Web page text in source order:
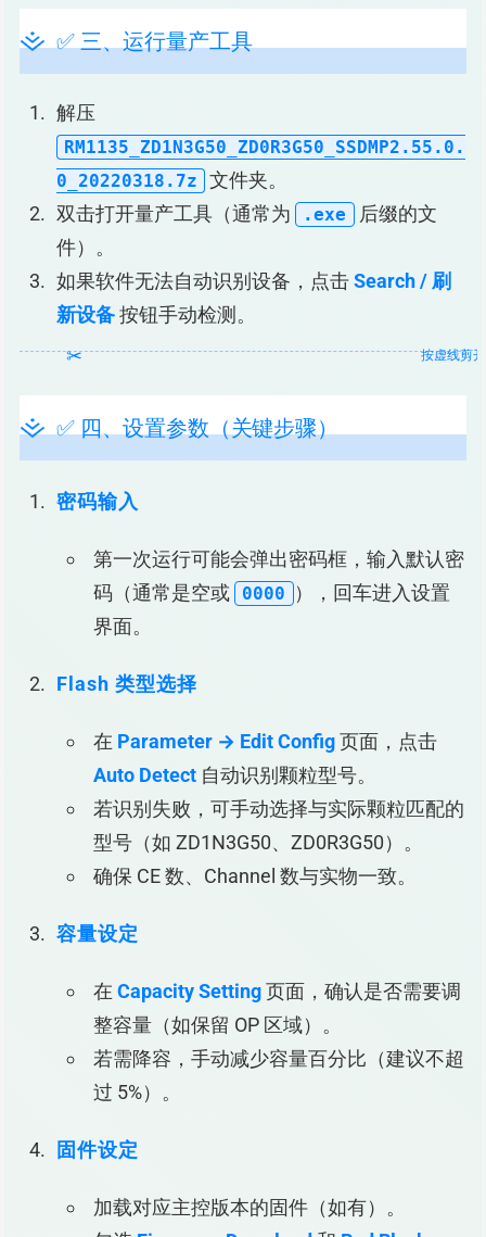
✅ 三、运行量产工具
解压
RM1135_ZD1N3G50_ZD0R3G50_SSDMP2.55.0.
0_20220318.7z
文件夹。
双击打开量产工具（通常为
.exe 后缀的文
件）。
如果软件无法自动识别设备，点击Search / 刷
新设备按钮手动检测。
✅ 四、设置参数（关键步骤）
密码输入
第一次运行可能会弹出密码框，输入默认密
码（通常是空或
0000 ），回车进入设置
界面。
Flash 类型选择
在 Parameter → Edit Config页面，点击
Auto Detect 自动识别颗粒型号。
若识别失败，可手动选择与实际颗粒匹配的
型号（如 ZD1N3G50、ZD0R3G50）。
确保 CE 数、Channel 数与实物一致。
容量设定
在 Capacity Setting页面，确认是否需要调
整容量（如保留 OP 区域）。
若需降容，手动减少容量百分比（建议不超
过 5%）。
固件设定
加载对应主控版本的固件（如有）。